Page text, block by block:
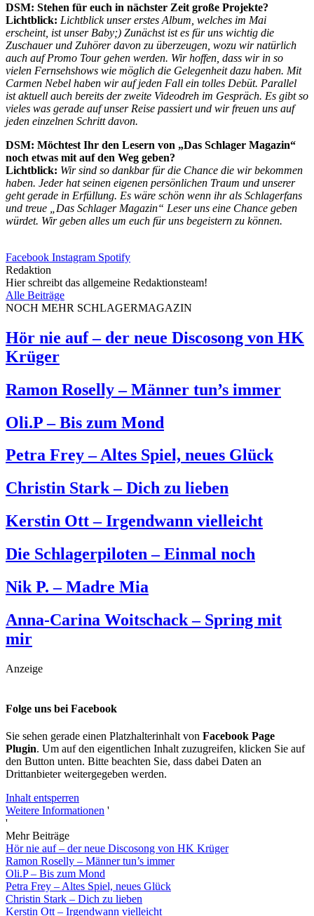
DSM: Stehen für euch in nächster Zeit große Projekte?
Lichtblick: Lichtblick unser erstes Album, welches im Mai
erscheint, ist unser Baby;) Zunächst ist es für uns wichtig die
Zuschauer und Zuhörer davon zu überzeugen, wozu wir natürlich
auch auf Promo Tour gehen werden. Wir hoffen, dass wir in so
vielen Fernsehshows wie möglich die Gelegenheit dazu haben. Mit
Carmen Nebel haben wir auf jeden Fall ein tolles Debüt. Parallel
ist aktuell auch bereits der zweite Videodreh im Gespräch. Es gibt so
vieles was gerade auf unser Reise passiert und wir freuen uns auf
jeden einzelnen Schritt davon.
DSM: Möchtest Ihr den Lesern von „Das Schlager Magazin“
noch etwas mit auf den Weg geben?
Lichtblick: Wir sind so dankbar für die Chance die wir bekommen
haben. Jeder hat seinen eigenen persönlichen Traum und unserer
geht gerade in Erfüllung. Es wäre schön wenn ihr als Schlagerfans
und treue „Das Schlager Magazin“ Leser uns eine Chance geben
würdet. Wir geben alles um euch für uns begeistern zu können.
Facebook Instagram Spotify
Redaktion
Hier schreibt das allgemeine Redaktionsteam!
Alle Beiträge
NOCH MEHR SCHLAGERMAGAZIN
Hör nie auf – der neue Discosong von HK
Krüger
Ramon Roselly – Männer tun’s immer
Oli.P – Bis zum Mond
Petra Frey – Altes Spiel, neues Glück
Christin Stark – Dich zu lieben
Kerstin Ott – Irgendwann vielleicht
Die Schlagerpiloten – Einmal noch
Nik P. – Madre Mia
Anna-Carina Woitschack – Spring mit
mir
Anzeige
Folge uns bei Facebook
Sie sehen gerade einen Platzhalterinhalt von Facebook Page
Plugin. Um auf den eigentlichen Inhalt zuzugreifen, klicken Sie auf
den Button unten. Bitte beachten Sie, dass dabei Daten an
Drittanbieter weitergegeben werden.
Inhalt entsperren
Weitere Informationen '
'
Mehr Beiträge
Hör nie auf – der neue Discosong von HK Krüger
Ramon Roselly – Männer tun’s immer
Oli.P – Bis zum Mond
Petra Frey – Altes Spiel, neues Glück
Christin Stark – Dich zu lieben
Kerstin Ott – Irgendwann vielleicht